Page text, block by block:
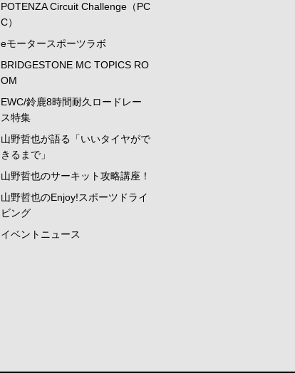
POTENZA Circuit Challenge（PC
C）
eモータースポーツラボ
BRIDGESTONE MC TOPICS RO
OM
EWC/鈴鹿8時間耐久ロードレー
ス特集
山野哲也が語る「いいタイヤがで
きるまで」
山野哲也のサーキット攻略講座！
山野哲也のEnjoy!スポーツドライ
ビング
イベントニュース